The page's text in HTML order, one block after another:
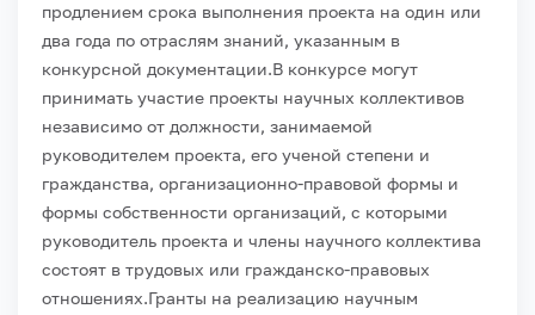
продлением срока выполнения проекта на один или
два года по отраслям знаний, указанным в
конкурсной документации.В конкурсе могут
принимать участие проекты научных коллективов
независимо от должности, занимаемой
руководителем проекта, его ученой степени и
гражданства, организационно-правовой формы и
формы собственности организаций, с которыми
руководитель проекта и члены научного коллектива
состоят в трудовых или гражданско-правовых
отношениях.Гранты на реализацию научным